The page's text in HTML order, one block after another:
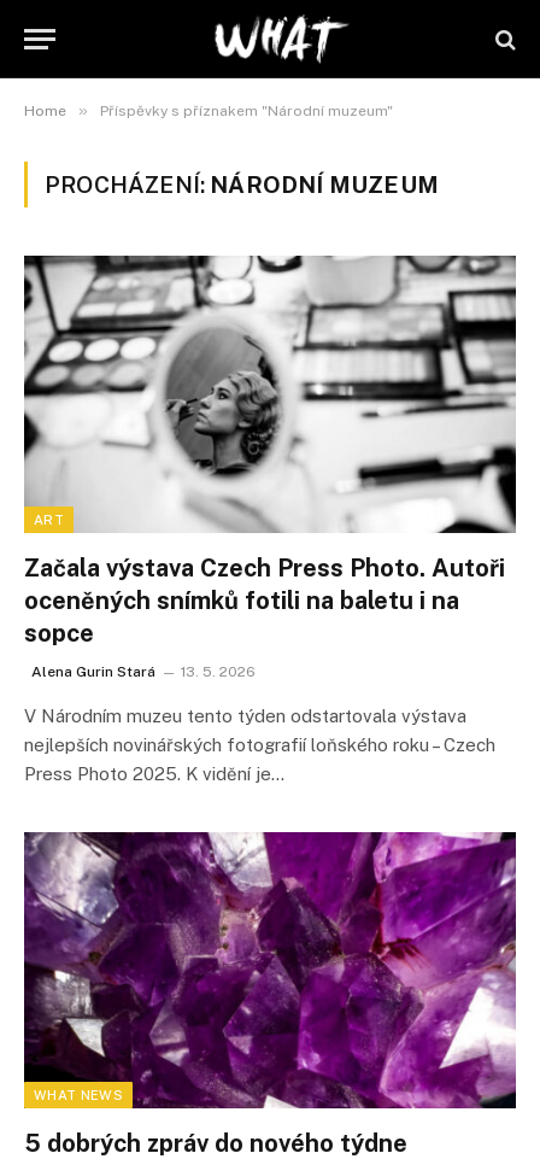
Home » Příspěvky s příznakem "Národní muzeum"
PROCHÁZENÍ: NÁRODNÍ MUZEUM
ART
Začala výstava Czech Press Photo. Autoři
oceněných snímků fotili na baletu i na
sopce
Alena Gurin Stará 13. 5. 2026
V Národním muzeu tento týden odstartovala výstava
nejlepších novinářských fotografií loňského roku – Czech
Press Photo 2025. K vidění je…
WHAT NEWS
5 dobrých zpráv do nového týdne